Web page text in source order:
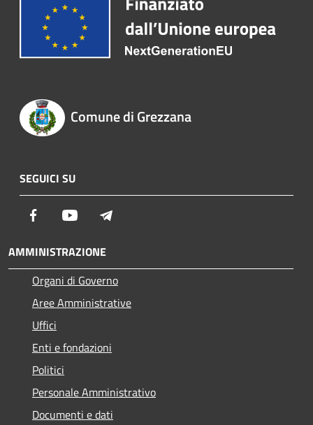
Comune di Grezzana
SEGUICI SU
Facebook Youtube
AMMINISTRAZIONE
Organi di Governo
Aree Amministrative
Uffici
Enti e fondazioni
Politici
Personale Amministrativo
Documenti e dati